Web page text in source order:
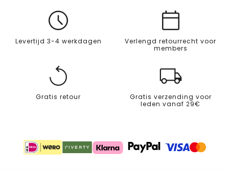
Levertijd 3-4 werkdagen
Verlengd retourrecht voor
members
Gratis retour
Gratis verzending voor
leden vanaf 29€